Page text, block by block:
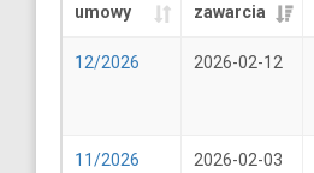
umowy
zawarcia
12/2026 2026-02-12
11/2026 2026-02-03